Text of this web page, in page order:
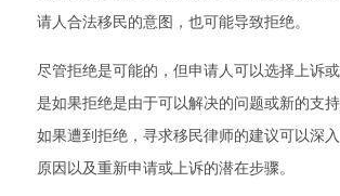
请人合法移民的意图，也可能导致拒绝。
尽管拒绝是可能的，但申请人可以选择上诉
是如果拒绝是由于可以解决的问题或新的支持
如果遭到拒绝，寻求移民律师的建议可以深
原因以及重新申请或上诉的潜在步骤。